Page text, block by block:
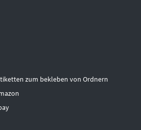
zum bekleben von Ordnern